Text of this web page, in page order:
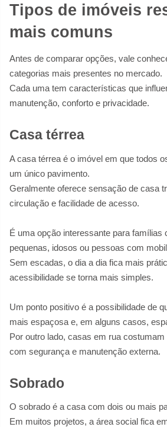
Tipos de imóveis
mais comuns
Antes de comparar opções, vale
categorias mais presentes no mercado.
Cada uma tem características que
manutenção, conforto e privacidade.
Casa térrea
A casa térrea é o imóvel em que todos
um único pavimento.
Geralmente oferece sensação de casa
circulação e facilidade de acesso.
É uma opção interessante para famílias
pequenas, idosos ou pessoas com
Sem escadas, o dia a dia fica mais
acessibilidade se torna mais simples.
Um ponto positivo é a possibilidade de
mais espaçosa e, em alguns casos,
Por outro lado, casas em rua
com segurança e manutenção externa.
Sobrado
O sobrado é a casa com dois ou mais
Em muitos projetos, a área social fica